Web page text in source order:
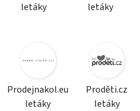
letáky
letáky
Prodejnakol.eu
letáky
Proděti.cz
letáky